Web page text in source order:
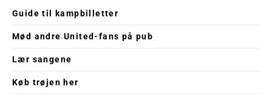
Guide til kampbilletter
Mød andre United-fans på pub
Lær sangene
Køb trøjen her